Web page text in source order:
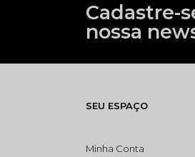
Cadastre-
nossa
SEU ESPAÇO
Minha Conta